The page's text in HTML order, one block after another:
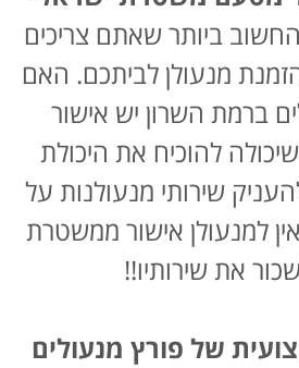
החשוב ביותר שאתם צריכים
מנעולן לביתכם. האם
ברמת השרון יש אישור
להוכיח את היכולת
שירותי מנעולנות על
למנעולן אישור ממשטרת
את שירותיו!!
של פורץ מנעולים